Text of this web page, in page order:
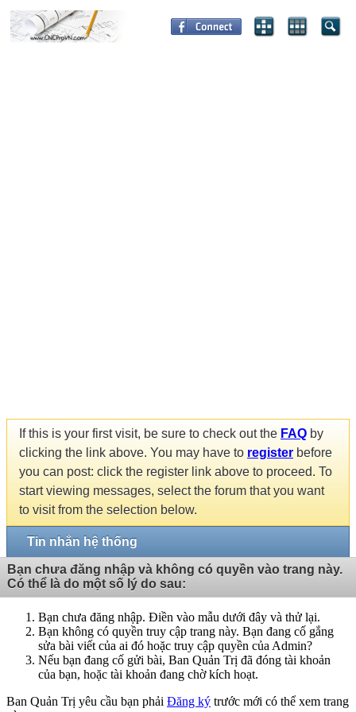
If this is your first visit, be sure to check out the FAQ by
clicking the link above. You may have to register before
you can post: click the register link above to proceed. To
start viewing messages, select the forum that you want
to visit from the selection below.
Tin nhắn hệ thống
Bạn chưa đăng nhập và không có quyền vào trang này.
Có thể là do một số lý do sau:
Bạn chưa đăng nhập. Điền vào mẫu dưới đây và thử lại.
Bạn không có quyền truy cập trang này. Bạn đang cố gắng
sửa bài viết của ai đó hoặc truy cập quyền của Admin?
Nếu bạn đang cố gửi bài, Ban Quản Trị đã đóng tài khoản
của bạn, hoặc tài khoản đang chờ kích hoạt.
Ban Quản Trị yêu cầu bạn phải Đăng ký trước mới có thể xem trang